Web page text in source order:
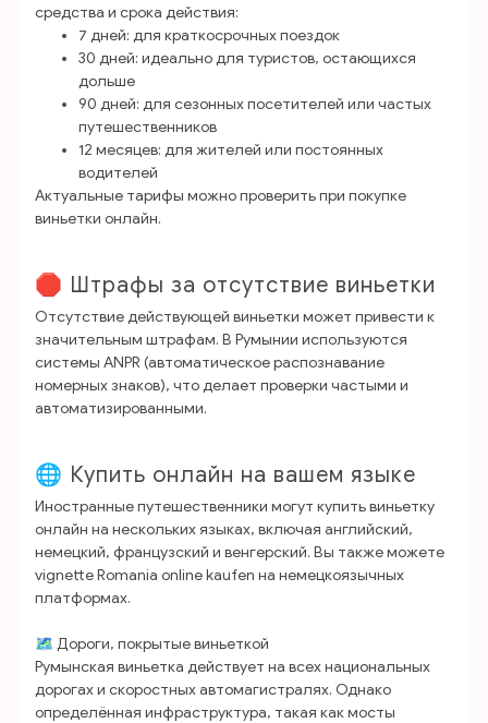
средства и срока действия:
7 дней: для краткосрочных поездок
30 дней: идеально для туристов, остающихся
дольше
90 дней: для сезонных посетителей или частых
путешественников
12 месяцев: для жителей или постоянных
водителей
Актуальные тарифы можно проверить при покупке
виньетки онлайн.
🛑 Штрафы за отсутствие виньетки
Отсутствие действующей виньетки может привести к
значительным штрафам. В Румынии используются
системы ANPR (автоматическое распознавание
номерных знаков), что делает проверки частыми и
автоматизированными.
🌐 Купить онлайн на вашем языке
Иностранные путешественники могут купить виньетку
онлайн на нескольких языках, включая английский,
немецкий, французский и венгерский. Вы также можете
vignette Romania online kaufen на немецкоязычных
платформах.
🗺️ Дороги, покрытые виньеткой
Румынская виньетка действует на всех национальных
дорогах и скоростных автомагистралях. Однако
определённая инфраструктура, такая как мосты